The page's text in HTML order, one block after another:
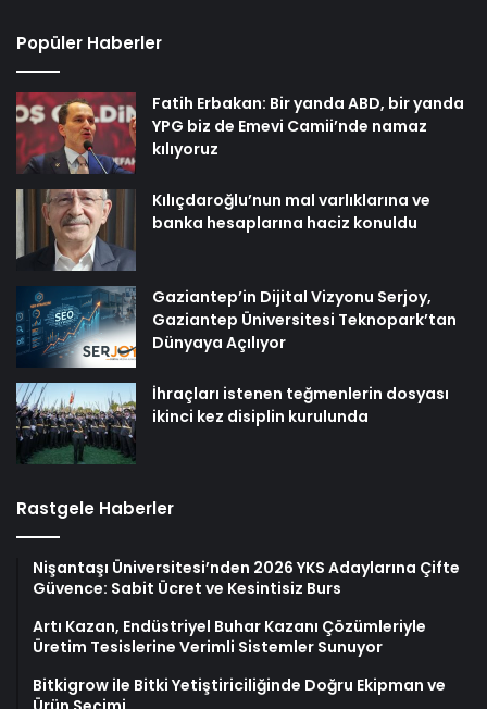
Popüler Haberler
Fatih Erbakan: Bir yanda ABD, bir yanda
YPG biz de Emevi Camii’nde namaz
kılıyoruz
Kılıçdaroğlu’nun mal varlıklarına ve
banka hesaplarına haciz konuldu
Gaziantep’in Dijital Vizyonu Serjoy,
Gaziantep Üniversitesi Teknopark’tan
Dünyaya Açılıyor
İhraçları istenen teğmenlerin dosyası
ikinci kez disiplin kurulunda
Rastgele Haberler
Nişantaşı Üniversitesi’nden 2026 YKS Adaylarına Çifte
Güvence: Sabit Ücret ve Kesintisiz Burs
Artı Kazan, Endüstriyel Buhar Kazanı Çözümleriyle
Üretim Tesislerine Verimli Sistemler Sunuyor
Bitkigrow ile Bitki Yetiştiriciliğinde Doğru Ekipman ve